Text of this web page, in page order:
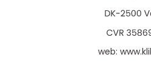
web: